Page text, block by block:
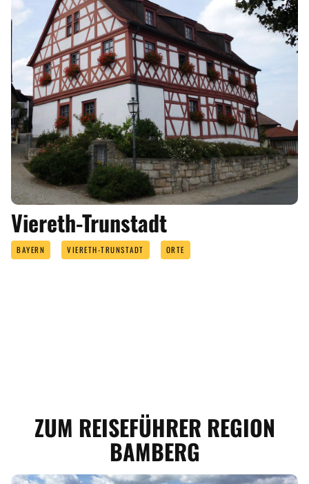
Viereth-Trunstadt
BAYERN VIERETH-TRUNSTADT ORTE
ZUM REISEFÜHRER REGION
BAMBERG